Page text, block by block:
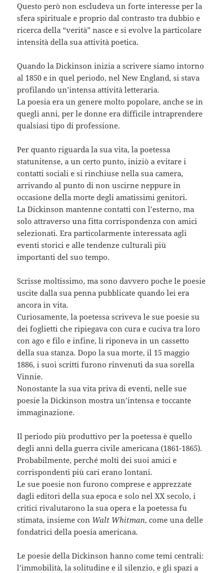
Questo però non escludeva un forte interesse per la
sfera spirituale e proprio dal contrasto tra dubbio e
ricerca della “verità” nasce e si evolve la particolare
intensità della sua attività poetica.
Quando la Dickinson inizia a scrivere siamo intorno
al 1850 e in quel periodo, nel New England, si stava
profilando un’intensa attività letteraria.
La poesia era un genere molto popolare, anche se in
quegli anni, per le donne era difficile intraprendere
qualsiasi tipo di professione.
Per quanto riguarda la sua vita, la poetessa
statunitense, a un certo punto, iniziò a evitare i
contatti sociali e si rinchiuse nella sua camera,
arrivando al punto di non uscirne neppure in
occasione della morte degli amatissimi genitori.
La Dickinson mantenne contatti con l’esterno, ma
solo attraverso una fitta corrispondenza con amici
selezionati. Era particolarmente interessata agli
eventi storici e alle tendenze culturali più
importanti del suo tempo.
Scrisse moltissimo, ma sono davvero poche le poesie
uscite dalla sua penna pubblicate quando lei era
ancora in vita.
Curiosamente, la poetessa scriveva le sue poesie su
dei foglietti che ripiegava con cura e cuciva tra loro
con ago e filo e infine, li riponeva in un cassetto
della sua stanza. Dopo la sua morte, il 15 maggio
1886, i suoi scritti furono rinvenuti da sua sorella
Vinnie.
Nonostante la sua vita priva di eventi, nelle sue
poesie la Dickinson mostra un’intensa e toccante
immaginazione.
Il periodo più produttivo per la poetessa è quello
degli anni della guerra civile americana (1861-1865).
Probabilmente, perché molti dei suoi amici e
corrispondenti più cari erano lontani.
Le sue poesie non furono comprese e apprezzate
dagli editori della sua epoca e solo nel XX secolo, i
critici rivalutarono la sua opera e la poetessa fu
stimata, insieme con Walt Whitman, come una delle
fondatrici della poesia americana.
Le poesie della Dickinson hanno come temi centrali:
l’immobilità, la solitudine e il silenzio, e gli spazi a